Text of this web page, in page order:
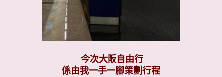
今次大阪自由行
係由我一手一腳策劃行程